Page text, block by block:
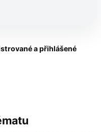
a přihlášené